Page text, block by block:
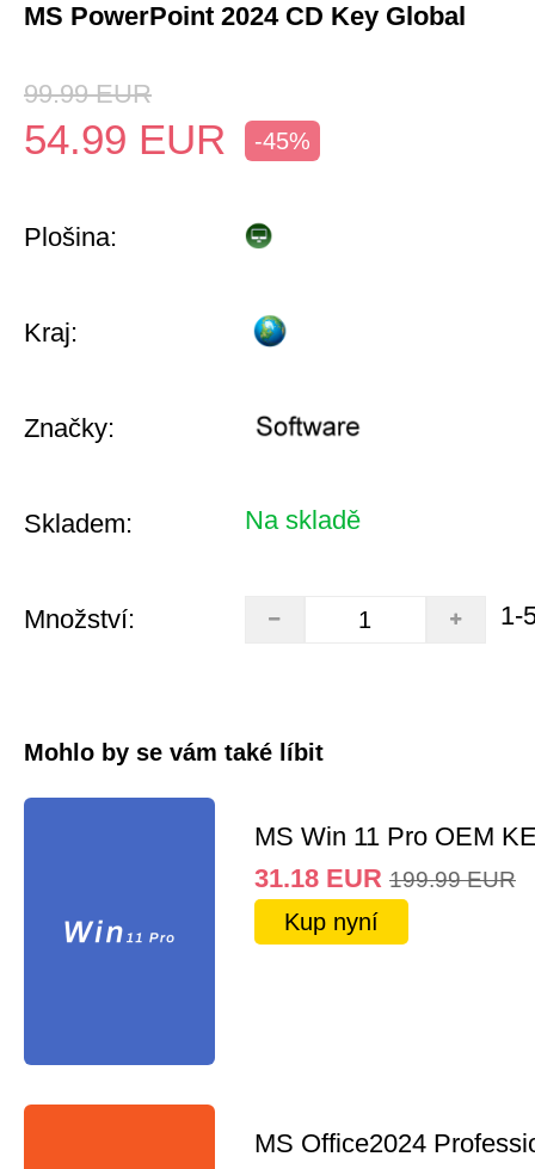
MS PowerPoint 2024 CD Key Global
99.99 EUR
54.99 EUR -45%
Plošina:
Kraj:
Značky:
Skladem: Na skladě
Množství: 1-
Mohlo by se vám také líbit
MS Win 11 Pro OEM
31.18 EUR 199.99 EUR
Kup nyní
MS Office2024